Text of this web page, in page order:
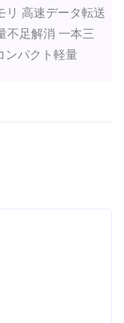
リ 高速データ転送
不足解消 一本三
ンパクト軽量